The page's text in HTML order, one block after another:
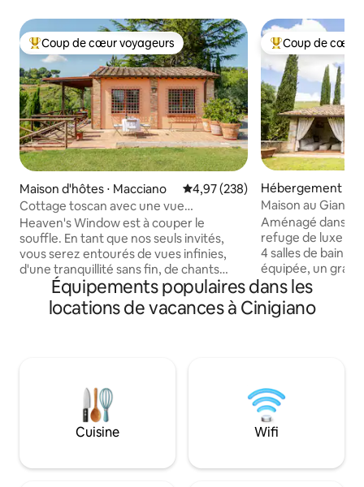
Coups de cœur voyageurs les plus appréciés
Coup de cœur voyageurs
Maison d'hôtes ⋅ Macciano Évaluation moyenne sur la
4,97 (238)
Cottage toscan avec une vue
paradisiaque
Heaven's Window est à couper le
souffle. En tant que nos seuls invités,
vous serez entourés de vues infinies,
d'une tranquillité sans fin, de chants
d'oiseaux et de cerfs qui brament. En
bas de la vallée et lors de vos
promenades, vous pourrez apercevoir
d'Orcia et d'innombrables sources
chaudes. Un paradis privé entouré de
restaurants divins et de joyaux de
l'antiquité au sommet des collines
aux vins sublimes.
Coups de cœur
Coup de cœur
Hébergement ⋅
Maison au Gianni
Aménagé dans
refuge de luxe
4 salles de bain,
équipée, un
privatif avec
avec canapés,
extérieur et une
promet des
étoiles, entre
dîners en plein
inoubliable vous
Équipements populaires dans les
locations de vacances à Cinigiano
Cuisine Wifi